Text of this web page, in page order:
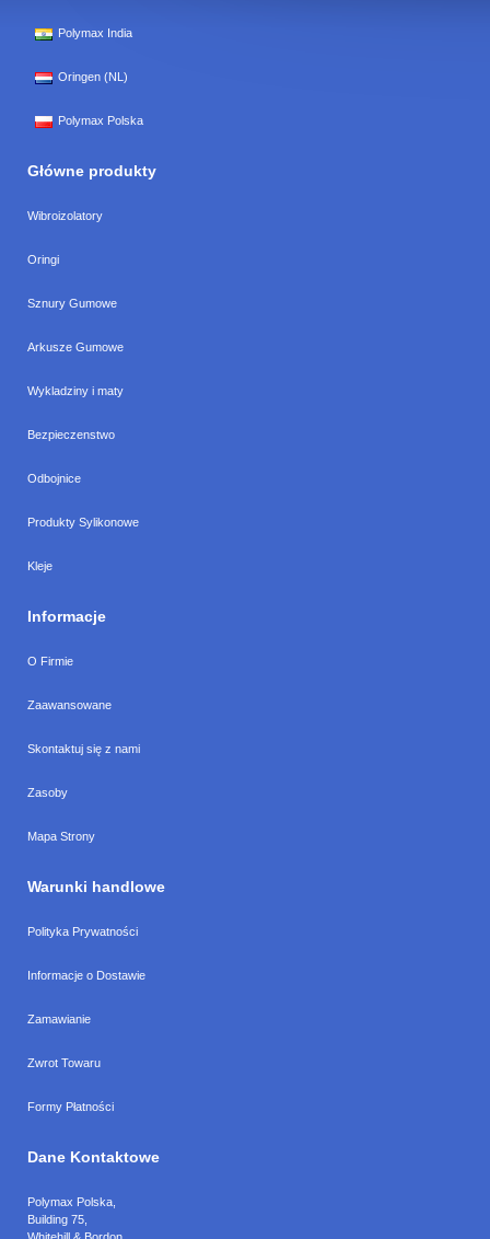
Polymax India
Oringen (NL)
Polymax Polska
Główne produkty
Wibroizolatory
Oringi
Sznury Gumowe
Arkusze Gumowe
Wykladziny i maty
Bezpieczenstwo
Odbojnice
Produkty Sylikonowe
Kleje
Informacje
O Firmie
Zaawansowane
Skontaktuj się z nami
Zasoby
Mapa Strony
Warunki handlowe
Polityka Prywatności
Informacje o Dostawie
Zamawianie
Zwrot Towaru
Formy Płatności
Dane Kontaktowe
Polymax Polska
Building 75,